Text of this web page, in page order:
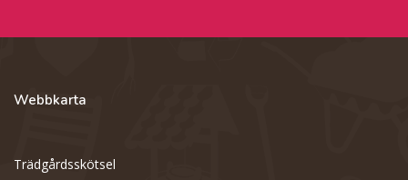
Webbkarta
Trädgårdsskötsel